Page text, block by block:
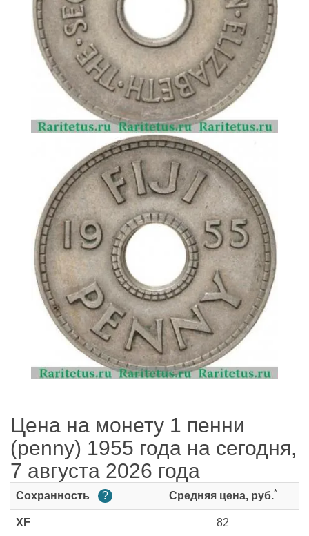
Цена на монету 1 пенни
(penny) 1955 года на сегодня,
7 августа 2026 года
Сохранность ? Средняя цена, руб.*
XF 82